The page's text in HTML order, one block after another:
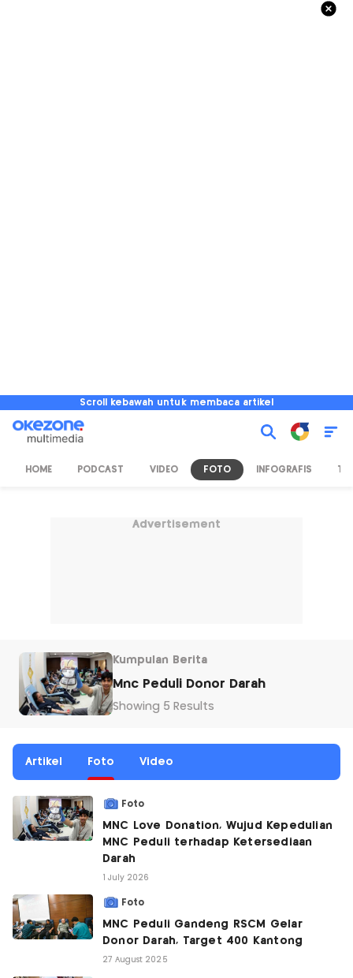
Scroll kebawah untuk membaca artikel
HOME PODCAST VIDEO FOTO INFOGRAFIS TV
Advertisement
Kumpulan Berita
Mnc Peduli Donor Darah
Showing 5 Results
Artikel Foto Video
Foto
MNC Love Donation, Wujud Kepedulian
MNC Peduli terhadap Ketersediaan
Darah
1 July 2026
Foto
MNC Peduli Gandeng RSCM Gelar
Donor Darah, Target 400 Kantong
27 August 2025